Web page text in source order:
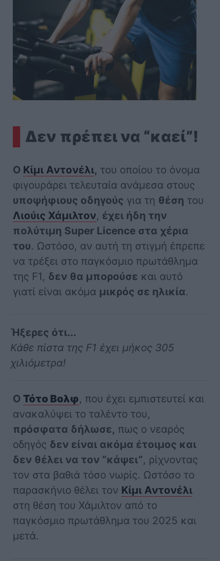
Δεν πρέπει να “καεί”!
Ο Κίμι Αντονέλι, του οποίου το όνομα
φιγουράρει τελευταία ανάμεσα στους
υποψήφιους οδηγούς για τη θέση του
Λιούις Χάμιλτον, έχει ήδη την
πολύτιμη Super Licence στα χέρια
του. Ωστόσο, αν αυτή τη στιγμή έπρεπε
να τρέξει στο παγκόσμιο πρωτάθλημα
της F1, δεν θα μπορούσε και αυτό
γιατί είναι ακόμα μικρός σε ηλικία.
Ήξερες ότι...
Κάθε πίστα της F1 έχει μήκος 305
χιλιόμετρα!
ΟΤότο Βολφ, που έχει εμπιστευτεί και
ανακαλύψει το ταλέντο του,
πρόσφατα δήλωσε, πως ο νεαρός
οδηγός δεν είναι ακόμα έτοιμος και
δεν θέλει να τον “κάψει”, ρίχνοντας
τον στα βαθιά τόσο νωρίς. Ωστόσο το
παρασκήνιο θέλει τον Κίμι Αντονέλι
στη θέση του Χάμιλτον από το
παγκόσμιο πρωτάθλημα του 2025 και
μετά.